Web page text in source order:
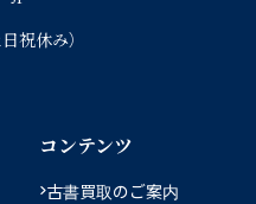
祝休み）
コンテンツ
古書買取のご案内